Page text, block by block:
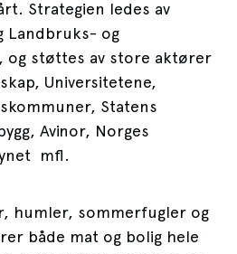
Strategien ledes av
Landbruks- og
og støttes av store aktører
Universitetene,
Statens
Avinor, Norges
mfl.
humler, sommerfugler og
både mat og bolig hele